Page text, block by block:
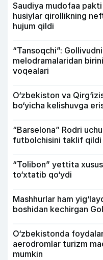
Saudiya mudofaa
husiylar qirollikning
hujum qildi
“Tansoqchi”:
melodramalaridan
voqealari
O‘zbekiston va
bo‘yicha kelishuvga
“Barselona” Rodri
futbolchisini taklif qildi
“Tolibon” yettita
to‘xtatib qo‘ydi
Mashhurlar ham
boshidan kechirgan
O‘zbekistonda
aerodromlar turizm
mumkin